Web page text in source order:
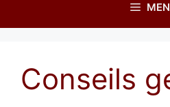
Conseils